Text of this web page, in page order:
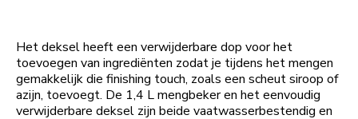
Het deksel heeft een verwijderbare dop voor het
toevoegen van ingrediënten zodat je tijdens het mengen
gemakkelijk die finishing touch, zoals een scheut siroop of
azijn, toevoegt. De 1,4 L mengbeker en het eenvoudig
verwijderbare deksel zijn beide vaatwasserbestendig en